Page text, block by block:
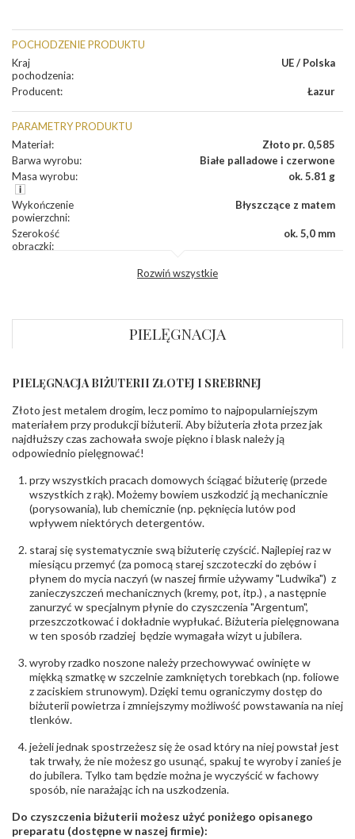
POCHODZENIE PRODUKTU
Kraj
pochodzenia:
UE / Polska
Producent: Łazur
PARAMETRY PRODUKTU
Materiał:
Złoto pr. 0,585
Barwa wyrobu:
Białe palladowe i czerwone
Masa wyrobu: ok. 5.81 g
Wykończenie
powierzchni:
Błyszczące z matem
Szerokość
obrączki:
ok. 5,0 mm
INNE PARAMETRY
Producent
odpowiedzialny:
Łazur sp.j. Kowalowy 134 38-200 Jasło; NIP:
6850004631; tel.13 44 56 100;
biuro@obraczki.pl ,PZ Stelmach Sp. z o.o. ul.
Północna 22 45-805 Opole; NIP 7542889545;
Tel. +48 77 54 90 100; biuro@stelmach.pl
Bezpieczeństwo
- rodzaj
ostrzeżenia:
Nie nadaje się dla dzieci w wieku poniżej 3 lat
, Elementy w wyrobie wykonane z białego złota
zawierają nikiel
Rozwiń wszystkie
PIELĘGNACJA
PIELĘGNACJA BIŻUTERII ZŁOTEJ I SREBRNEJ
Złoto jest metalem drogim, lecz pomimo to najpopularniejszym
materiałem przy produkcji biżuterii. Aby biżuteria złota przez jak
najdłuższy czas zachowała swoje piękno i blask należy ją
odpowiednio pielęgnować!
przy wszystkich pracach domowych ściągać biżuterię (przede
wszystkich z rąk). Możemy bowiem uszkodzić ją mechanicznie
(porysowania), lub chemicznie (np. pęknięcia lutów pod
wpływem niektórych detergentów.
staraj się systematycznie swą biżuterię czyścić. Najlepiej raz w
miesiącu przemyć (za pomocą starej szczoteczki do zębów i
płynem do mycia naczyń (w naszej firmie używamy "Ludwika") z
zanieczyszczeń mechanicznych (kremy, pot, itp.) , a następnie
zanurzyć w specjalnym płynie do czyszczenia "Argentum",
przeszczotkować i dokładnie wypłukać. Biżuteria pielęgnowana
w ten sposób rzadziej będzie wymagała wizyt u jubilera.
wyroby rzadko noszone należy przechowywać owinięte w
miękką szmatkę w szczelnie zamkniętych torebkach (np. foliowe
z zaciskiem strunowym). Dzięki temu ograniczymy dostęp do
biżuterii powietrza i zmniejszymy możliwość powstawania na niej
tlenków.
jeżeli jednak spostrzeżesz się że osad który na niej powstał jest
tak trwały, że nie możesz go usunąć, spakuj te wyroby i zanieś je
do jubilera. Tylko tam będzie można je wyczyścić w fachowy
sposób, nie narażając ich na uszkodzenia.
Do czyszczenia biżuterii możesz użyć poniżego opisanego
preparatu (dostępne w naszej firmie):